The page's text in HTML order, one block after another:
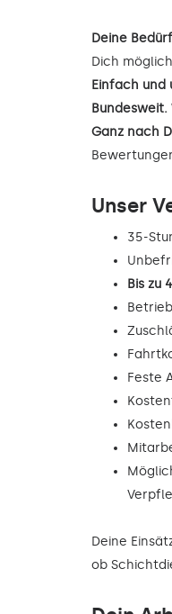
Deine
Dich
Einfach und
Bundesweit.
Ganz nach
Unser
35-
Bis zu
Feste
Deine
ob